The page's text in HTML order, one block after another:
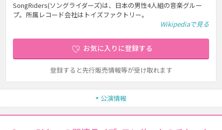
SongRiders(ソングライダーズ)は、日本の男性4人組の音楽グルー
プ。所属レコード会社はトイズファクトリー。
Wikipediaで見る
お気に入りに登録する
登録すると先行販売情報等が受け取れます
公演情報